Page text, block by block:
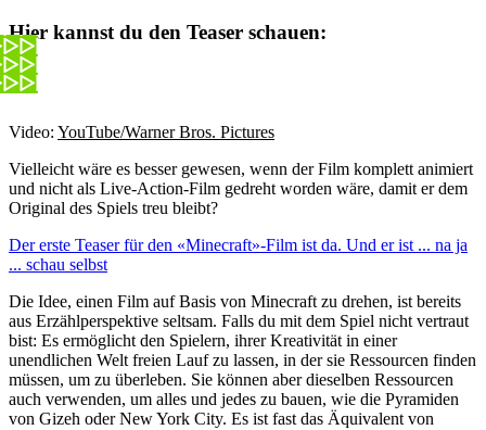
Hier kannst du den Teaser schauen:
Video: YouTube/Warner Bros. Pictures
Vielleicht wäre es besser gewesen, wenn der Film komplett animiert
und nicht als Live-Action-Film gedreht worden wäre, damit er dem
Original des Spiels treu bleibt?
Der erste Teaser für den «Minecraft»-Film ist da. Und er ist ... na ja
... schau selbst
Die Idee, einen Film auf Basis von Minecraft zu drehen, ist bereits
aus Erzählperspektive seltsam. Falls du mit dem Spiel nicht vertraut
bist: Es ermöglicht den Spielern, ihrer Kreativität in einer
unendlichen Welt freien Lauf zu lassen, in der sie Ressourcen finden
müssen, um zu überleben. Sie können aber dieselben Ressourcen
auch verwenden, um alles und jedes zu bauen, wie die Pyramiden
von Gizeh oder New York City. Es ist fast das Äquivalent von